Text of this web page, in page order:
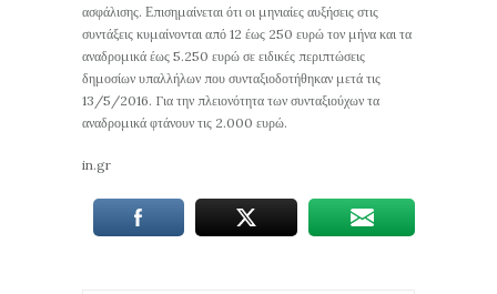
ασφάλισης. Επισημαίνεται ότι οι μηνιαίες αυξήσεις στις
συντάξεις κυμαίνονται από 12 έως 250 ευρώ τον μήνα και τα
αναδρομικά έως 5.250 ευρώ σε ειδικές περιπτώσεις
δημοσίων υπαλλήλων που συνταξιοδοτήθηκαν μετά τις
13/5/2016. Για την πλειονότητα των συνταξιούχων τα
αναδρομικά φτάνουν τις 2.000 ευρώ.
in.gr